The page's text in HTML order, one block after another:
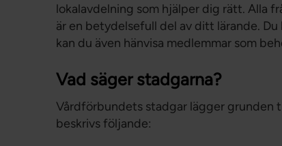
lokalavdelning som hjälper dig rätt. Alla
är en betydelsefull del av ditt lärande.
kan du även hänvisa medlemmar som
Vad säger stadgarna?
Vårdförbundets stadgar lägger
beskrivs följande: